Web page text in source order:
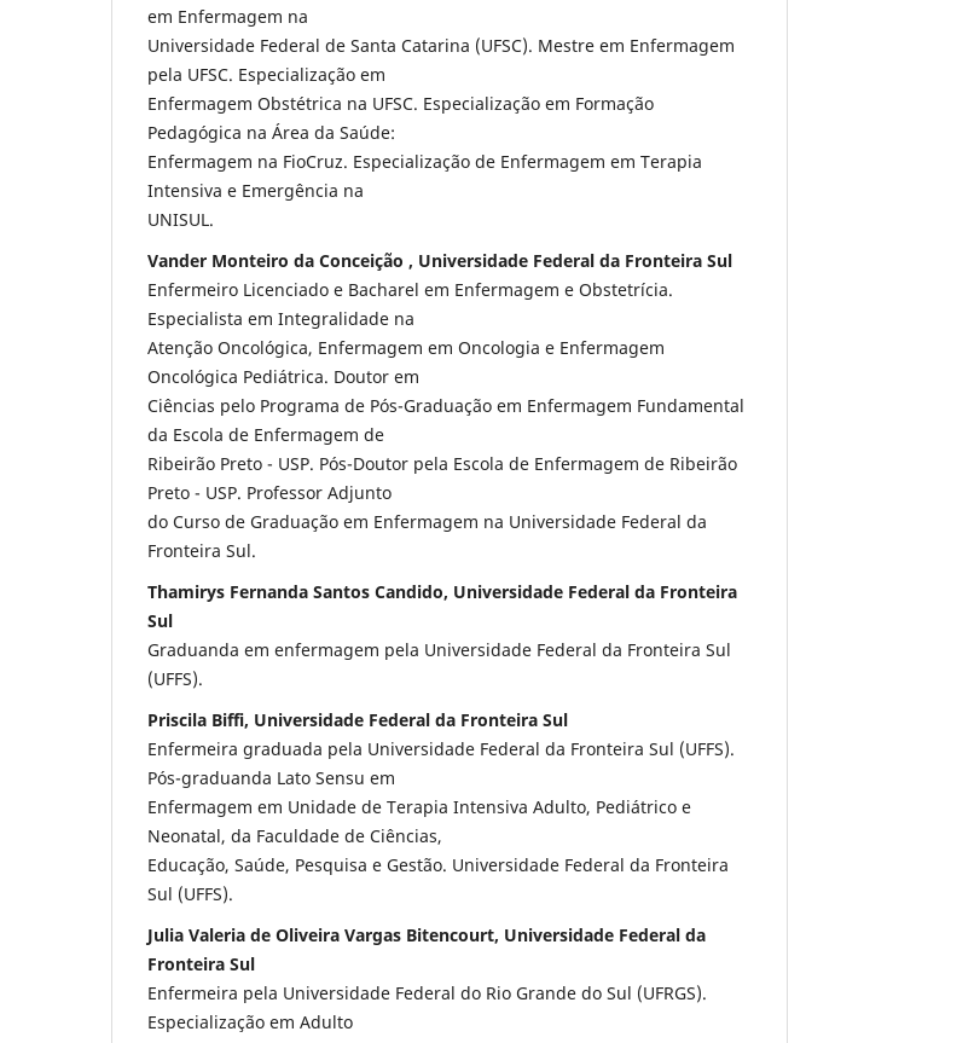
em Enfermagem na
Universidade Federal de Santa Catarina (UFSC). Mestre em Enfermagem
pela UFSC. Especialização em
Enfermagem Obstétrica na UFSC. Especialização em Formação
Pedagógica na Área da Saúde:
Enfermagem na FioCruz. Especialização de Enfermagem em Terapia
Intensiva e Emergência na
UNISUL.
Vander Monteiro da Conceição , Universidade Federal da Fronteira Sul
Enfermeiro Licenciado e Bacharel em Enfermagem e Obstetrícia.
Especialista em Integralidade na
Atenção Oncológica, Enfermagem em Oncologia e Enfermagem
Oncológica Pediátrica. Doutor em
Ciências pelo Programa de Pós-Graduação em Enfermagem Fundamental
da Escola de Enfermagem de
Ribeirão Preto - USP. Pós-Doutor pela Escola de Enfermagem de Ribeirão
Preto - USP. Professor Adjunto
do Curso de Graduação em Enfermagem na Universidade Federal da
Fronteira Sul.
Thamirys Fernanda Santos Candido, Universidade Federal da Fronteira
Sul
Graduanda em enfermagem pela Universidade Federal da Fronteira Sul
(UFFS).
Priscila Biffi, Universidade Federal da Fronteira Sul
Enfermeira graduada pela Universidade Federal da Fronteira Sul (UFFS).
Pós-graduanda Lato Sensu em
Enfermagem em Unidade de Terapia Intensiva Adulto, Pediátrico e
Neonatal, da Faculdade de Ciências,
Educação, Saúde, Pesquisa e Gestão. Universidade Federal da Fronteira
Sul (UFFS).
Julia Valeria de Oliveira Vargas Bitencourt, Universidade Federal da
Fronteira Sul
Enfermeira pela Universidade Federal do Rio Grande do Sul (UFRGS).
Especialização em Adulto